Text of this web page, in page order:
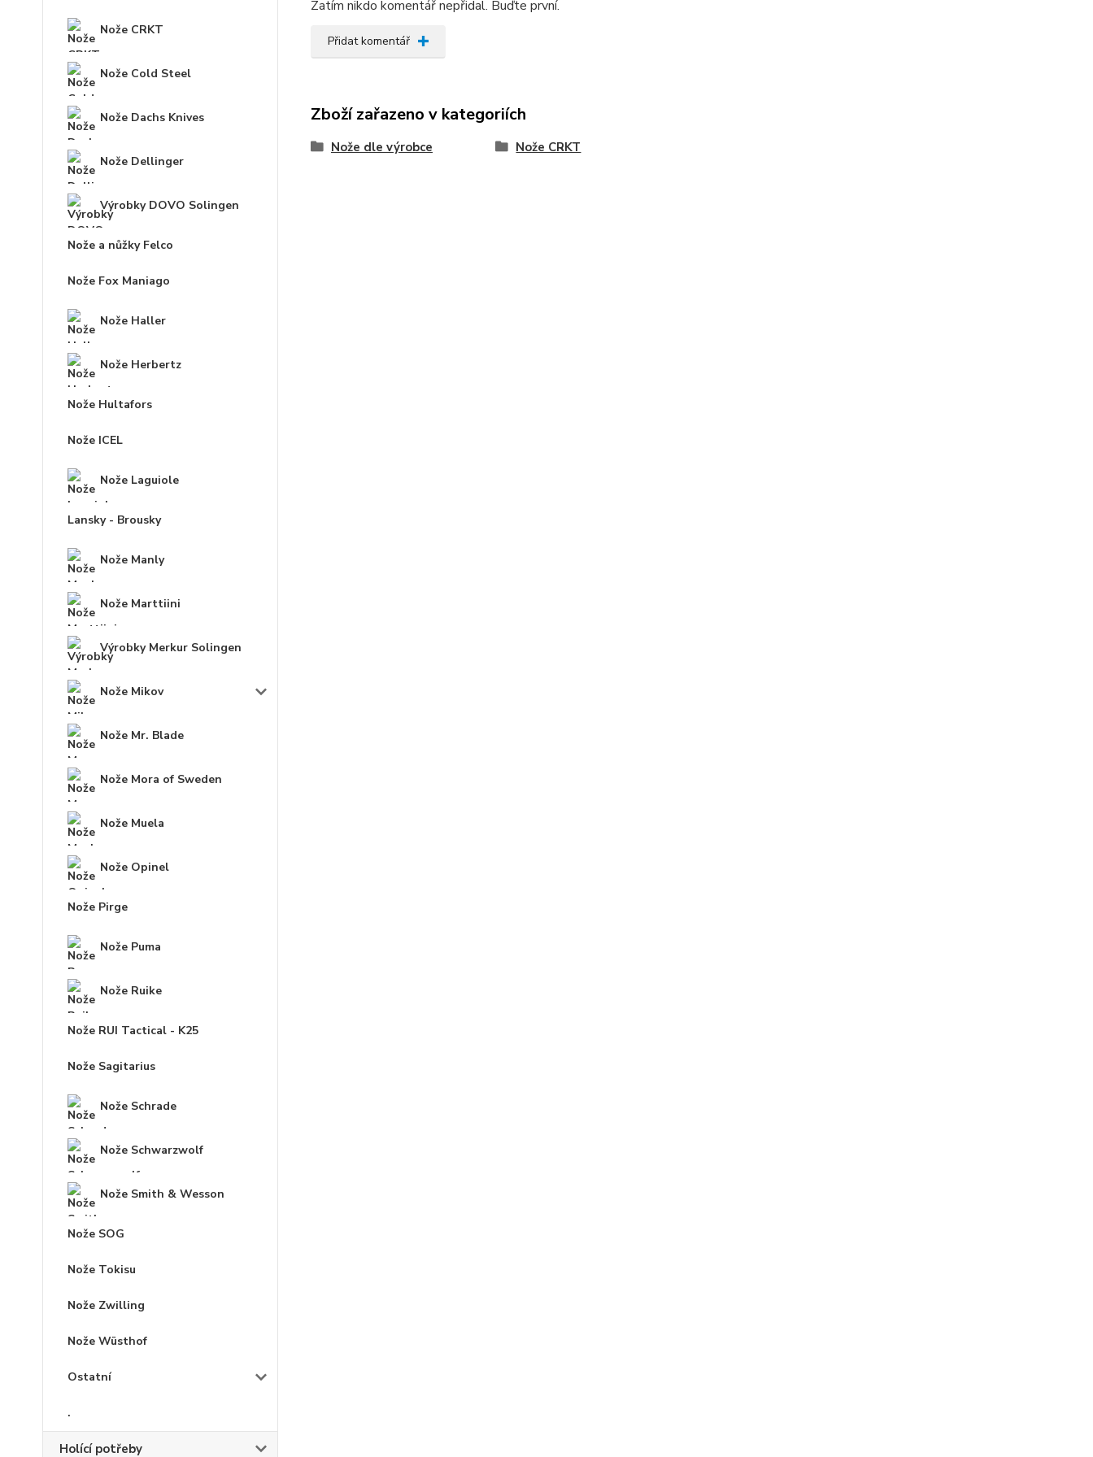
Nože CRKT
Nože Cold Steel
Nože Dachs Knives
Nože Dellinger
Výrobky DOVO Solingen
Nože a nůžky Felco
Nože Fox Maniago
Nože Haller
Nože Herbertz
Nože Hultafors
Nože ICEL
Nože Laguiole
Lansky - Brousky
Nože Manly
Nože Marttiini
Výrobky Merkur Solingen
Nože Mikov
Nože Mr. Blade
Nože Mora of Sweden
Nože Muela
Nože Opinel
Nože Pirge
Nože Puma
Nože Ruike
Nože RUI Tactical - K25
Nože Sagitarius
Nože Schrade
Nože Schwarzwolf
Nože Smith & Wesson
Nože SOG
Nože Tokisu
Nože Zwilling
Nože Wüsthof
Ostatní
.
Holící potřeby
Zatím nikdo komentář nepřidal. Buďte první.
Přidat komentář
Zboží zařazeno v kategoriích
Nože dle výrobce Nože CRKT